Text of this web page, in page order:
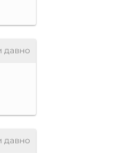
давно
давно